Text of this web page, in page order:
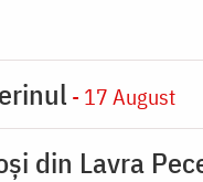
- 17 August
din Lavra